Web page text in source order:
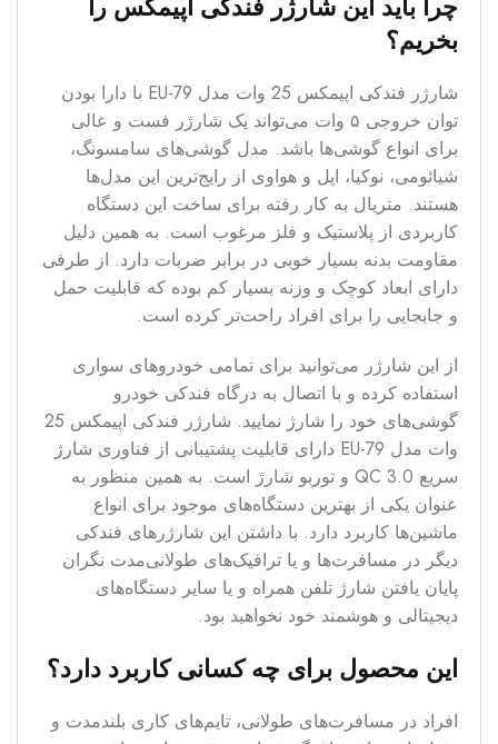
چرا باید این شارژر فندکی اپیمکس را
بخریم؟
شارژر فندکی اپیمکس 25 وات مدل EU-79 با دارا بودن
توان خروجی ۵ وات می‌‌تواند یک شارژر فست و عالی
برای انواع گوشی‌ها باشد. مدل‌ گوشی‌های سامسونگ،
شیائومی، نوکیا، اپل و هواوی از رایج‌ترین این مدل‌ها
هستند. متریال به کار رفته برای ساخت این دستگاه
کاربردی از پلاستیک و فلز مرغوب است. به همین دلیل
مقاومت بدنه بسیار خوبی در برابر ضربات دارد. از طرفی
دارای ابعاد کوچک و وزنه بسیار کم بوده که قابلیت حمل
و جابجایی را برای افراد راحت‌تر کرده است.
از این شارژر می‌توانید برای تمامی خودروهای سواری
استفاده کرده و با اتصال به درگاه فندکی خودرو
گوشی‌های خود را شارژ نمایید. شارژر فندکی اپیمکس 25
وات مدل EU-79 دارای قابلیت پشتیبانی از فناوری شارژ
سریع QC 3.0 و توربو شارژ است. به همین منظور به
عنوان یکی از بهترین دستگاه‌های موجود برای انواع
ماشین‌ها کاربرد دارد. با داشتن این شارژرهای فندکی
دیگر در مسافرت‌ها و یا ترافیک‌های طولانی‌مدت نگران
پایان یافتن شارژ تلفن همراه و یا سایر دستگاه‌‌های
دیجیتالی و هوشمند خود نخواهید بود.
این محصول برای چه کسانی کاربرد دارد؟
افراد در مسافرت‌های طولانی، تایم‌های کاری بلندمدت و